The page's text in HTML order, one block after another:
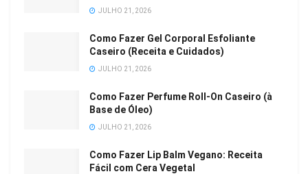
JULHO 21, 2026
Como Fazer Gel Corporal Esfoliante
Caseiro (Receita e Cuidados)
JULHO 21, 2026
Como Fazer Perfume Roll-On Caseiro (à
Base de Óleo)
JULHO 21, 2026
Como Fazer Lip Balm Vegano: Receita
Fácil com Cera Vegetal